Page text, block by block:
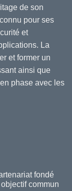
de son
pour ses
et
La
et former un
ainsi que
phase avec les
fondé
commun